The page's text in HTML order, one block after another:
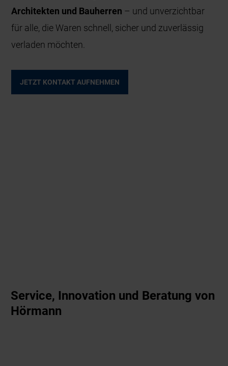
Architekten und Bauherren – und unverzichtbar
für alle, die Waren schnell, sicher und zuverlässig
verladen möchten.
JETZT KONTAKT AUFNEHMEN
Service, Innovation und Beratung von
Hörmann